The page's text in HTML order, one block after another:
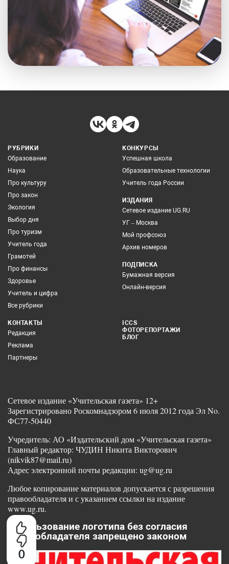
0
РУБРИКИ
Образование
Наука
Про культуру
Про закон
Экология
Выбор дня
Про туризм
Учитель года
Грамотей
Про финансы
Здоровье
Учитель и цифра
Все рубрики
КОНКУРСЫ
Успешная школа
Образовательные технологии
Учитель года России
ИЗДАНИЯ
Сетевое издание UG.RU
УГ – Москва
Мой профсоюз
Архив номеров
ПОДПИСКА
Бумажная версия
Онлайн-версия
КОНТАКТЫ
Редакция
Реклама
Партнеры
ICCS
ФОТОРЕПОРТАЖИ
БЛОГ
Сетевое издание «Учительская газета» 12+
Зарегистрировано Роскомнадзором 6 июля 2012 года Эл No.
ФС77-50440
Учредитель: АО «Издательский дом «Учительская газета»
Главный редактор: ЧУДИН Никита Викторович
(nikvik87@mail.ru)
Адрес электронной почты редакции: ug@ug.ru
Любое копирование материалов допускается с разрешения
правообладателя и с указанием ссылки на издание
www.ug.ru.
Использование логотипа без согласия
правообладателя запрещено законом